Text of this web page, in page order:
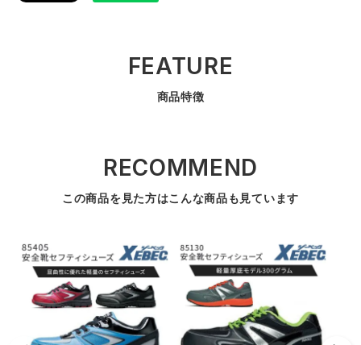
FEATURE
商品特徴
RECOMMEND
この商品を見た方はこんな商品も見ています